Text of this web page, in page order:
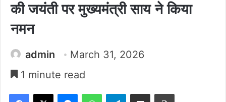
की जयंती पर मुख्यमंत्री साय ने किया
नमन
admin
March 31, 2026
1 minute read
Facebook
X MessengerWhatsAppTelegramShare via Email Print